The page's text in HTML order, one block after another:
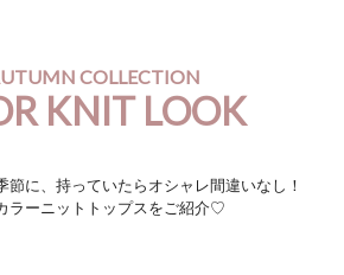
COLLECTION
KNIT LOOK
節に、持っていたらオシャレ間違いなし！
ラーニットトップスをご紹介♡